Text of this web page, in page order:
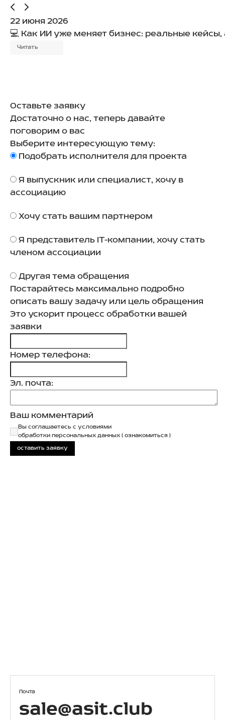
22 июня 2026
💻 Как ИИ уже меняет бизнес: реальные
Читать
Оставьте заявку
Достаточно о нас, теперь давайте
поговорим о вас
Выберите интересующую тему:
Подобрать исполнителя для проекта
Я выпускник или специалист, хочу в
ассоциацию
Хочу стать вашим партнером
Я представитель IT-компании, хочу стать
членом ассоциации
Другая тема обращения
Постарайтесь максимально подробно
описать вашу задачу или цель обращения
Это ускорит процесс обработки вашей
заявки
Номер телефона:
Эл. почта:
Ваш комментарий
Вы соглашаетесь с условиями
обработки персональных данных ( ознакомиться )
оставить заявку
Почта
sale@asit.club